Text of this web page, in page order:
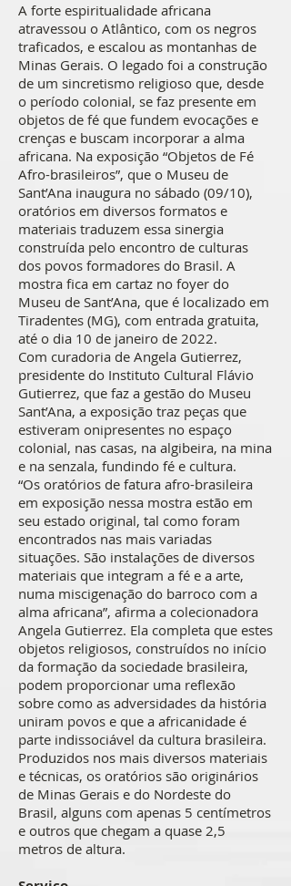
A forte espiritualidade africana
atravessou o Atlântico, com os negros
traficados, e escalou as montanhas de
Minas Gerais. O legado foi a construção
de um sincretismo religioso que, desde
o período colonial, se faz presente em
objetos de fé que fundem evocações e
crenças e buscam incorporar a alma
africana. Na exposição “Objetos de Fé
Afro-brasileiros”, que o Museu de
Sant’Ana inaugura no sábado (09/10),
oratórios em diversos formatos e
materiais traduzem essa sinergia
construída pelo encontro de culturas
dos povos formadores do Brasil. A
mostra fica em cartaz no foyer do
Museu de Sant’Ana, que é localizado em
Tiradentes (MG), com entrada gratuita,
até o dia 10 de janeiro de 2022.
Com curadoria de Angela Gutierrez,
presidente do Instituto Cultural Flávio
Gutierrez, que faz a gestão do Museu
Sant’Ana, a exposição traz peças que
estiveram onipresentes no espaço
colonial, nas casas, na algibeira, na mina
e na senzala, fundindo fé e cultura.
“Os oratórios de fatura afro-brasileira
em exposição nessa mostra estão em
seu estado original, tal como foram
encontrados nas mais variadas
situações. São instalações de diversos
materiais que integram a fé e a arte,
numa miscigenação do barroco com a
alma africana”, afirma a colecionadora
Angela Gutierrez. Ela completa que estes
objetos religiosos, construídos no início
da formação da sociedade brasileira,
podem proporcionar uma reflexão
sobre como as adversidades da história
uniram povos e que a africanidade é
parte indissociável da cultura brasileira.
Produzidos nos mais diversos materiais
e técnicas, os oratórios são originários
de Minas Gerais e do Nordeste do
Brasil, alguns com apenas 5 centímetros
e outros que chegam a quase 2,5
metros de altura.